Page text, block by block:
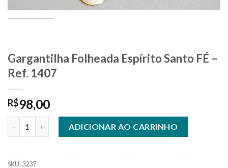
Gargantilha Folheada Espírito Santo FÉ –
Ref. 1407
R$98,00
ADICIONAR AO CARRINHO
SKU:3237